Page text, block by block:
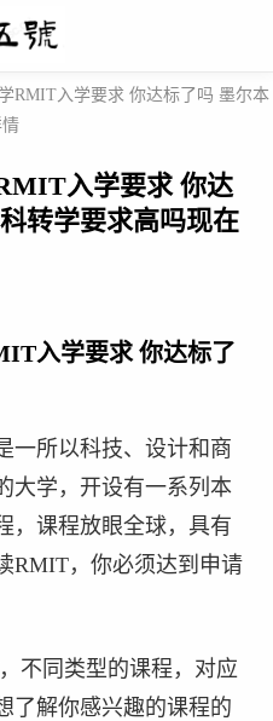
RMIT入学要求 你达标了吗 墨尔本
入学要求 你达
转学要求高吗现在
入学要求 你达标了
一所以科技、设计和商
大学，开设有一系列本
，课程放眼全球，具有
RMIT，你必须达到申请
不同类型的课程，对应
了解你感兴趣的课程的